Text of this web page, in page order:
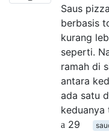
Saus
berbasis
kurang
seperti.
ramah di
antara
ada satu
keduanya
29